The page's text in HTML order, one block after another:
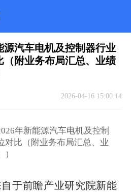
源汽车电机及控制器行业
（附业务布局汇总、业绩
2026-04-16 15:00:14
年新能源汽车电机及控制
对比（附业务布局汇总、业
于前瞻产业研究院新能